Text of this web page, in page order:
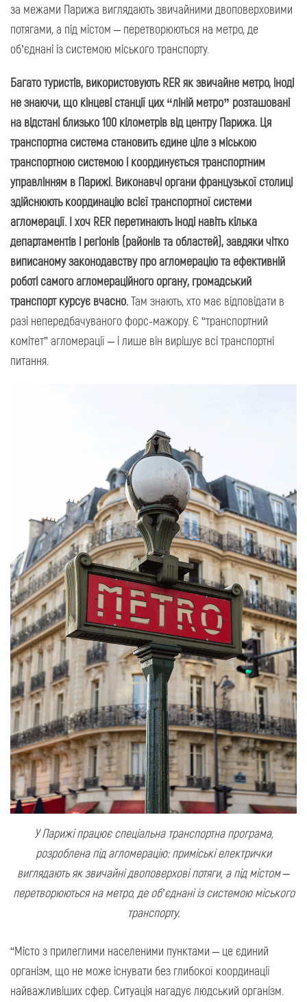
за межами Парижа виглядають звичайними двоповерховими
потягами, а під містом – перетворюються на метро, де
об’єднані із системою міського транспорту.
Багато туристів, використовуютьRERяк звичайне метро, іноді
не знаючи, що кінцеві станції цих “ліній метро” розташовані
на відстані близько 100 кілометрів від центру Парижа. Ця
транспортна система становить єдине ціле з міською
транспортною системою і координується транспортним
управлінням в Парижі. Виконавчі органи французької столиці
здійснюють координацію всієї транспортної системи
агломерації. І хоч RER перетинають іноді навіть кілька
департаментів і регіонів (районів та областей), завдяки чітко
виписаному законодавству про агломерацію та ефективній
роботі самого агломераційного органу, громадський
транспорт курсує вчасно.Там знають, хто має відповідати в
разі непередбачуваного форс-мажору. Є “транспортний
комітет” агломерації – і лише він вирішує всі транспортні
питання.
У Парижі працює спеціальна транспортна програма,
розроблена під агломерацію: приміські електрички
виглядають як звичайні двоповерхові потяги, а під містом –
перетворюються на метро, де об’єднані із системою міського
транспорту.
“Місто з прилеглими населеними пунктами – це єдиний
організм, що не може існувати без глибокої координації
найважливіших сфер. Ситуація нагадує людський організм.